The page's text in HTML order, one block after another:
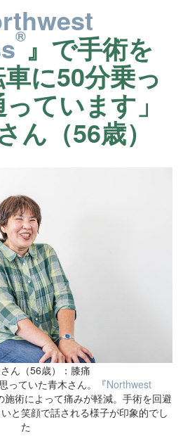
®』で手術を
に50分乗っ
ています」
ん（56歳）
ん（56歳）：膝痛
っていた青木さん。『Northwest
施術によって痛みが軽減。手術を回避
と笑顔で話される様子が印象的でし
た